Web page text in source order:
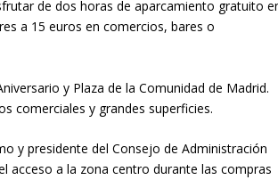
de dos horas de aparcamiento gratuito
a 15 euros en comercios, bares o
y Plaza de la Comunidad de Madrid.
comerciales y grandes superficies.
y presidente del Consejo de Administración
acceso a la zona centro durante las compras